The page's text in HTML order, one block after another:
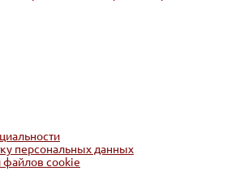
персональных данных
файлов cookie